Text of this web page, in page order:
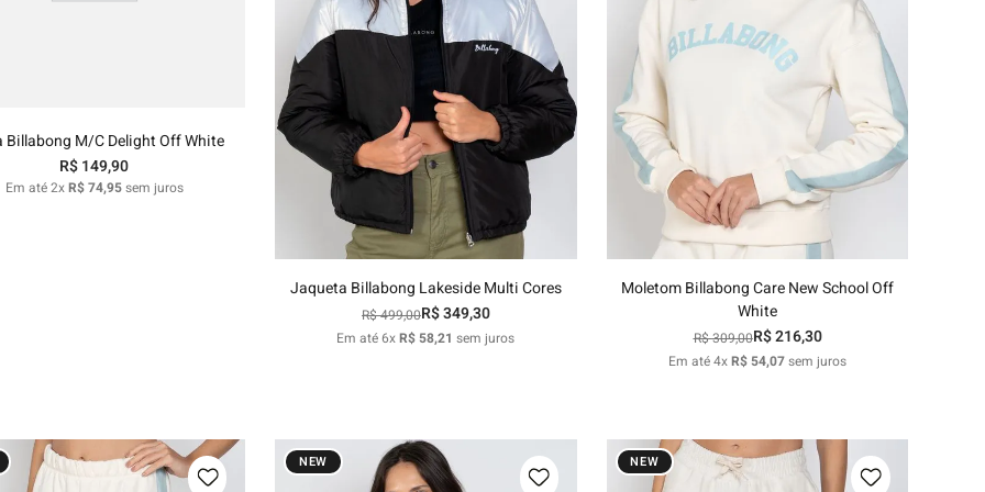
Billabong M/C Delight Off White
R$149,90
Em até2xR$74,95sem juros
G GG
Adicionar ao carrinho
Jaqueta Billabong Lakeside Multi Cores
R$499,00R$349,30
Em até6xR$ 58,21 sem juros
Adicionar ao carrinho
Moletom Billabong Care New School Off
White
R$309,00R$216,30
Em até4xR$ 54,07sem juros
NEW NEW